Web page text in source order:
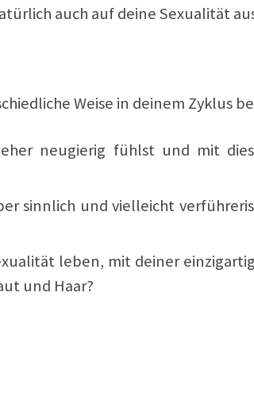
auch auf deine Sexualität
Weise in deinem Zyklus
neugierig fühlst und mit
sinnlich und vielleicht
leben, mit deiner
und Haar?